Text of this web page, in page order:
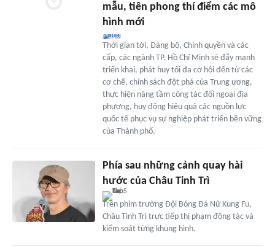
mẫu, tiên phong thí điểm các mô
hình mới
Thời gian tới, Đảng bộ, Chính quyền và các
cấp, các ngành TP. Hồ Chí Minh sẽ đẩy mạnh
triển khai, phát huy tối đa cơ hội đến từ các
cơ chế, chính sách đột phá của Trung ương,
thực hiện nâng tầm công tác đối ngoại địa
phương, huy động hiệu quả các nguồn lực
quốc tế phục vụ sự nghiệp phát triển bền vững
của Thành phố.
Phía sau những cảnh quay hài
hước của Châu Tinh Trì
Trên phim trường Đội Bóng Đá Nữ Kung Fu,
Châu Tinh Trì trực tiếp thị phạm động tác và
kiểm soát từng khung hình.